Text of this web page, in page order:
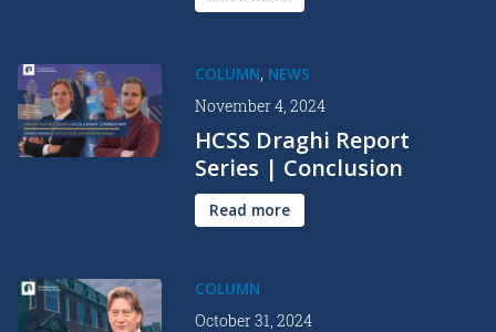
COLUMN, NEWS
November 4, 2024
HCSS Draghi Report
Series | Conclusion
Read more
COLUMN
October 31, 2024